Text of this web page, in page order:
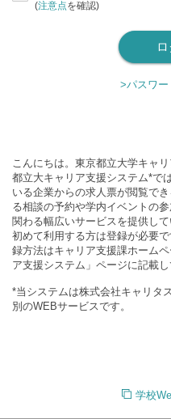
(注意点を確認)
>パスワ
こんにちは。東京都立大学キャリ
都立大キャリア支援システム*で
いる企業からの求人票が閲覧で
る相談の予約や学内イベントの
関わる幅広いサービスを提供して
初めて利用する方は登録が必要
録方法はキャリア支援課ホーム
ア支援システム」ページに記載
*当システムは株式会社キャリタ
別のWEBサービスです。
学校